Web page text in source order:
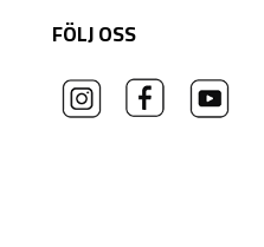
FÖLJ OSS